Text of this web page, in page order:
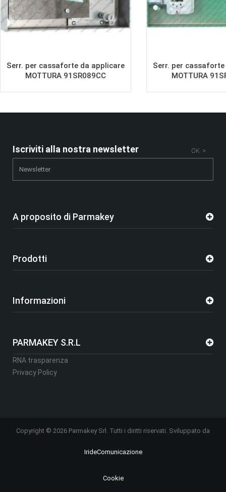
Serr. per cassaforte da applicare
MOTTURA 91SR089CC
Serr. per
MOTTURA
Iscriviti alla nostra newsletter OK >
A proposito di Parmakey
Prodotti
Informazioni
PARMAKEY S.R.L
RNA trasparenza
Privacy Policy
Copyright © 2026 Parmakey Srl. Tutti i diritti riservati. Sviluppato da
IrideComunicazione
Cookie